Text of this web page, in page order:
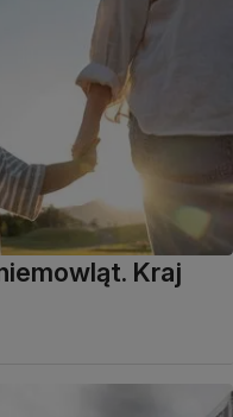
Kraj